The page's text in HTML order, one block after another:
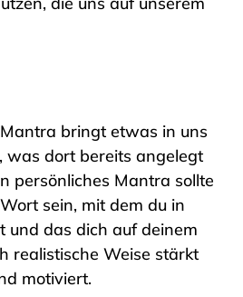
bringt etwas in uns
was dort bereits angelegt
persönliches Mantra sollte
sein, mit dem du in
und das dich auf deinem
realistische Weise stärkt
motiviert.